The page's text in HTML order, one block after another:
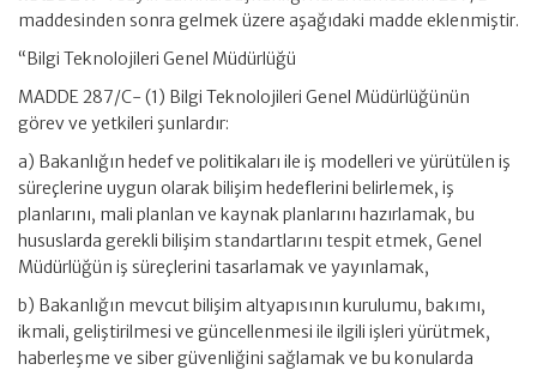
maddesinden sonra gelmek üzere aşağıdaki madde eklenmiştir.
“Bilgi Teknolojileri Genel Müdürlüğü
MADDE 287/C- (1) Bilgi Teknolojileri Genel Müdürlüğünün
görev ve yetkileri şunlardır:
a) Bakanlığın hedef ve politikaları ile iş modelleri ve yürütülen iş
süreçlerine uygun olarak bilişim hedeflerini belirlemek, iş
planlarını, mali planlan ve kaynak planlarını hazırlamak, bu
hususlarda gerekli bilişim standartlarını tespit etmek, Genel
Müdürlüğün iş süreçlerini tasarlamak ve yayınlamak,
b) Bakanlığın mevcut bilişim altyapısının kurulumu, bakımı,
ikmali, geliştirilmesi ve güncellenmesi ile ilgili işleri yürütmek,
haberleşme ve siber güvenliğini sağlamak ve bu konularda